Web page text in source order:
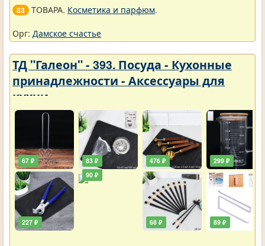
83 ТОВАРА. Косметика и парфюм.
Орг: Дамское счастье
ТД "Галеон" - 393. Посуда - Кухонные
принадлежности - Аксессуары для
кухни
67 ₽
227 ₽
83 ₽
90 ₽
476 ₽
68 ₽
299 ₽
89 ₽